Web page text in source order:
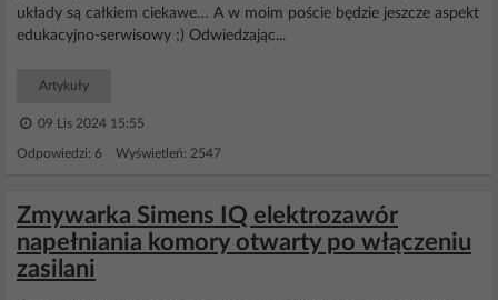
układy są całkiem ciekawe… A w moim poście będzie jeszcze aspekt
edukacyjno-serwisowy ;) Odwiedzając...
Artykuły
09 Lis 2024 15:55
Odpowiedzi: 6 Wyświetleń: 2547
Zmywarka Simens IQ elektrozawór
napełniania komory otwarty po włączeniu
zasilani